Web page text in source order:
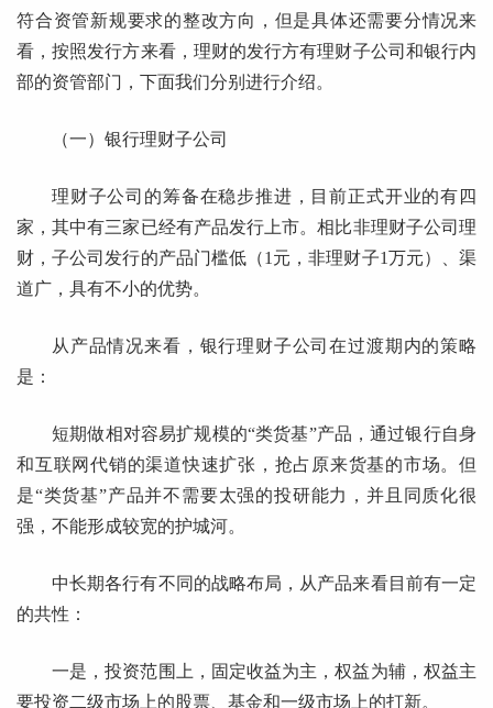
符合资管新规要求的整改方向，但是具体还需要分情况来
看，按照发行方来看，理财的发行方有理财子公司和银行内
部的资管部门，下面我们分别进行介绍。
（一）银行理财子公司
理财子公司的筹备在稳步推进，目前正式开业的有四
家，其中有三家已经有产品发行上市。相比非理财子公司理
财，子公司发行的产品门槛低（1元，非理财子1万元）、渠
道广，具有不小的优势。
从产品情况来看，银行理财子公司在过渡期内的策略
是：
短期做相对容易扩规模的“类货基”产品，通过银行自身
和互联网代销的渠道快速扩张，抢占原来货基的市场。但
是“类货基”产品并不需要太强的投研能力，并且同质化很
强，不能形成较宽的护城河。
中长期各行有不同的战略布局，从产品来看目前有一定
的共性：
一是，投资范围上，固定收益为主，权益为辅，权益主
要投资二级市场上的股票、基金和一级市场上的打新。